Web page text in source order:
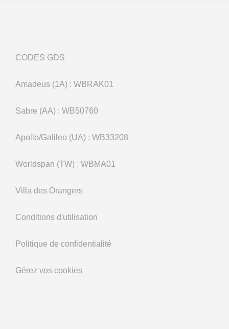
CODES GDS
Amadeus (1A) : WBRAK01
Sabre (AA) : WB50760
Apollo/Galileo (UA) : WB33208
Worldspan (TW) : WBMA01
Villa des Orangers
Conditions d'utilisation
Politique de confidentialité
Gérez vos cookies